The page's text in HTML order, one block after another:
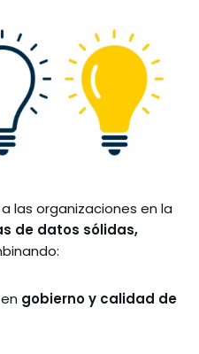
las organizaciones en la
de datos sólidas,
gobierno y calidad de